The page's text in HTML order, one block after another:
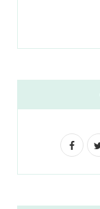
F